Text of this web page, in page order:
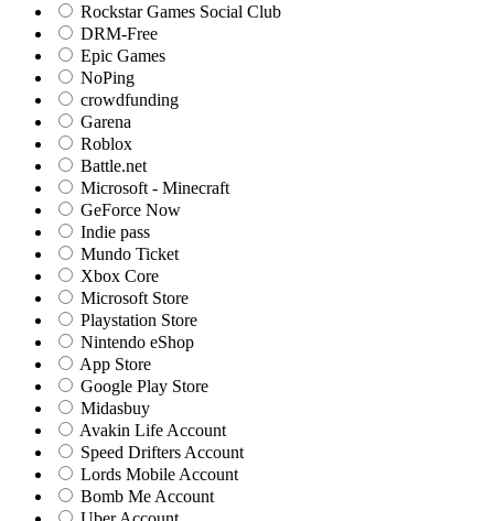
Rockstar Games Social Club
DRM-Free
Epic Games
NoPing
crowdfunding
Garena
Roblox
Battle.net
Microsoft - Minecraft
GeForce Now
Indie pass
Mundo Ticket
Xbox Core
Microsoft Store
Playstation Store
Nintendo eShop
App Store
Google Play Store
Midasbuy
Avakin Life Account
Speed Drifters Account
Lords Mobile Account
Bomb Me Account